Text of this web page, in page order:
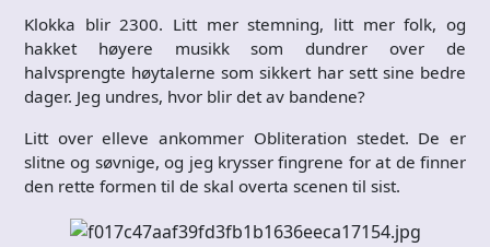
Klokka blir 2300. Litt mer stemning, litt mer folk, og
hakket høyere musikk som dundrer over de
halvsprengte høytalerne som sikkert har sett sine bedre
dager. Jeg undres, hvor blir det av bandene?
Litt over elleve ankommer Obliteration stedet. De er
slitne og søvnige, og jeg krysser fingrene for at de finner
den rette formen til de skal overta scenen til sist.